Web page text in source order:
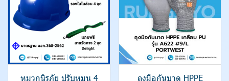
หมวกนิรภัย ปรับหมุน 4
ถุงมือกันบาด HPPE